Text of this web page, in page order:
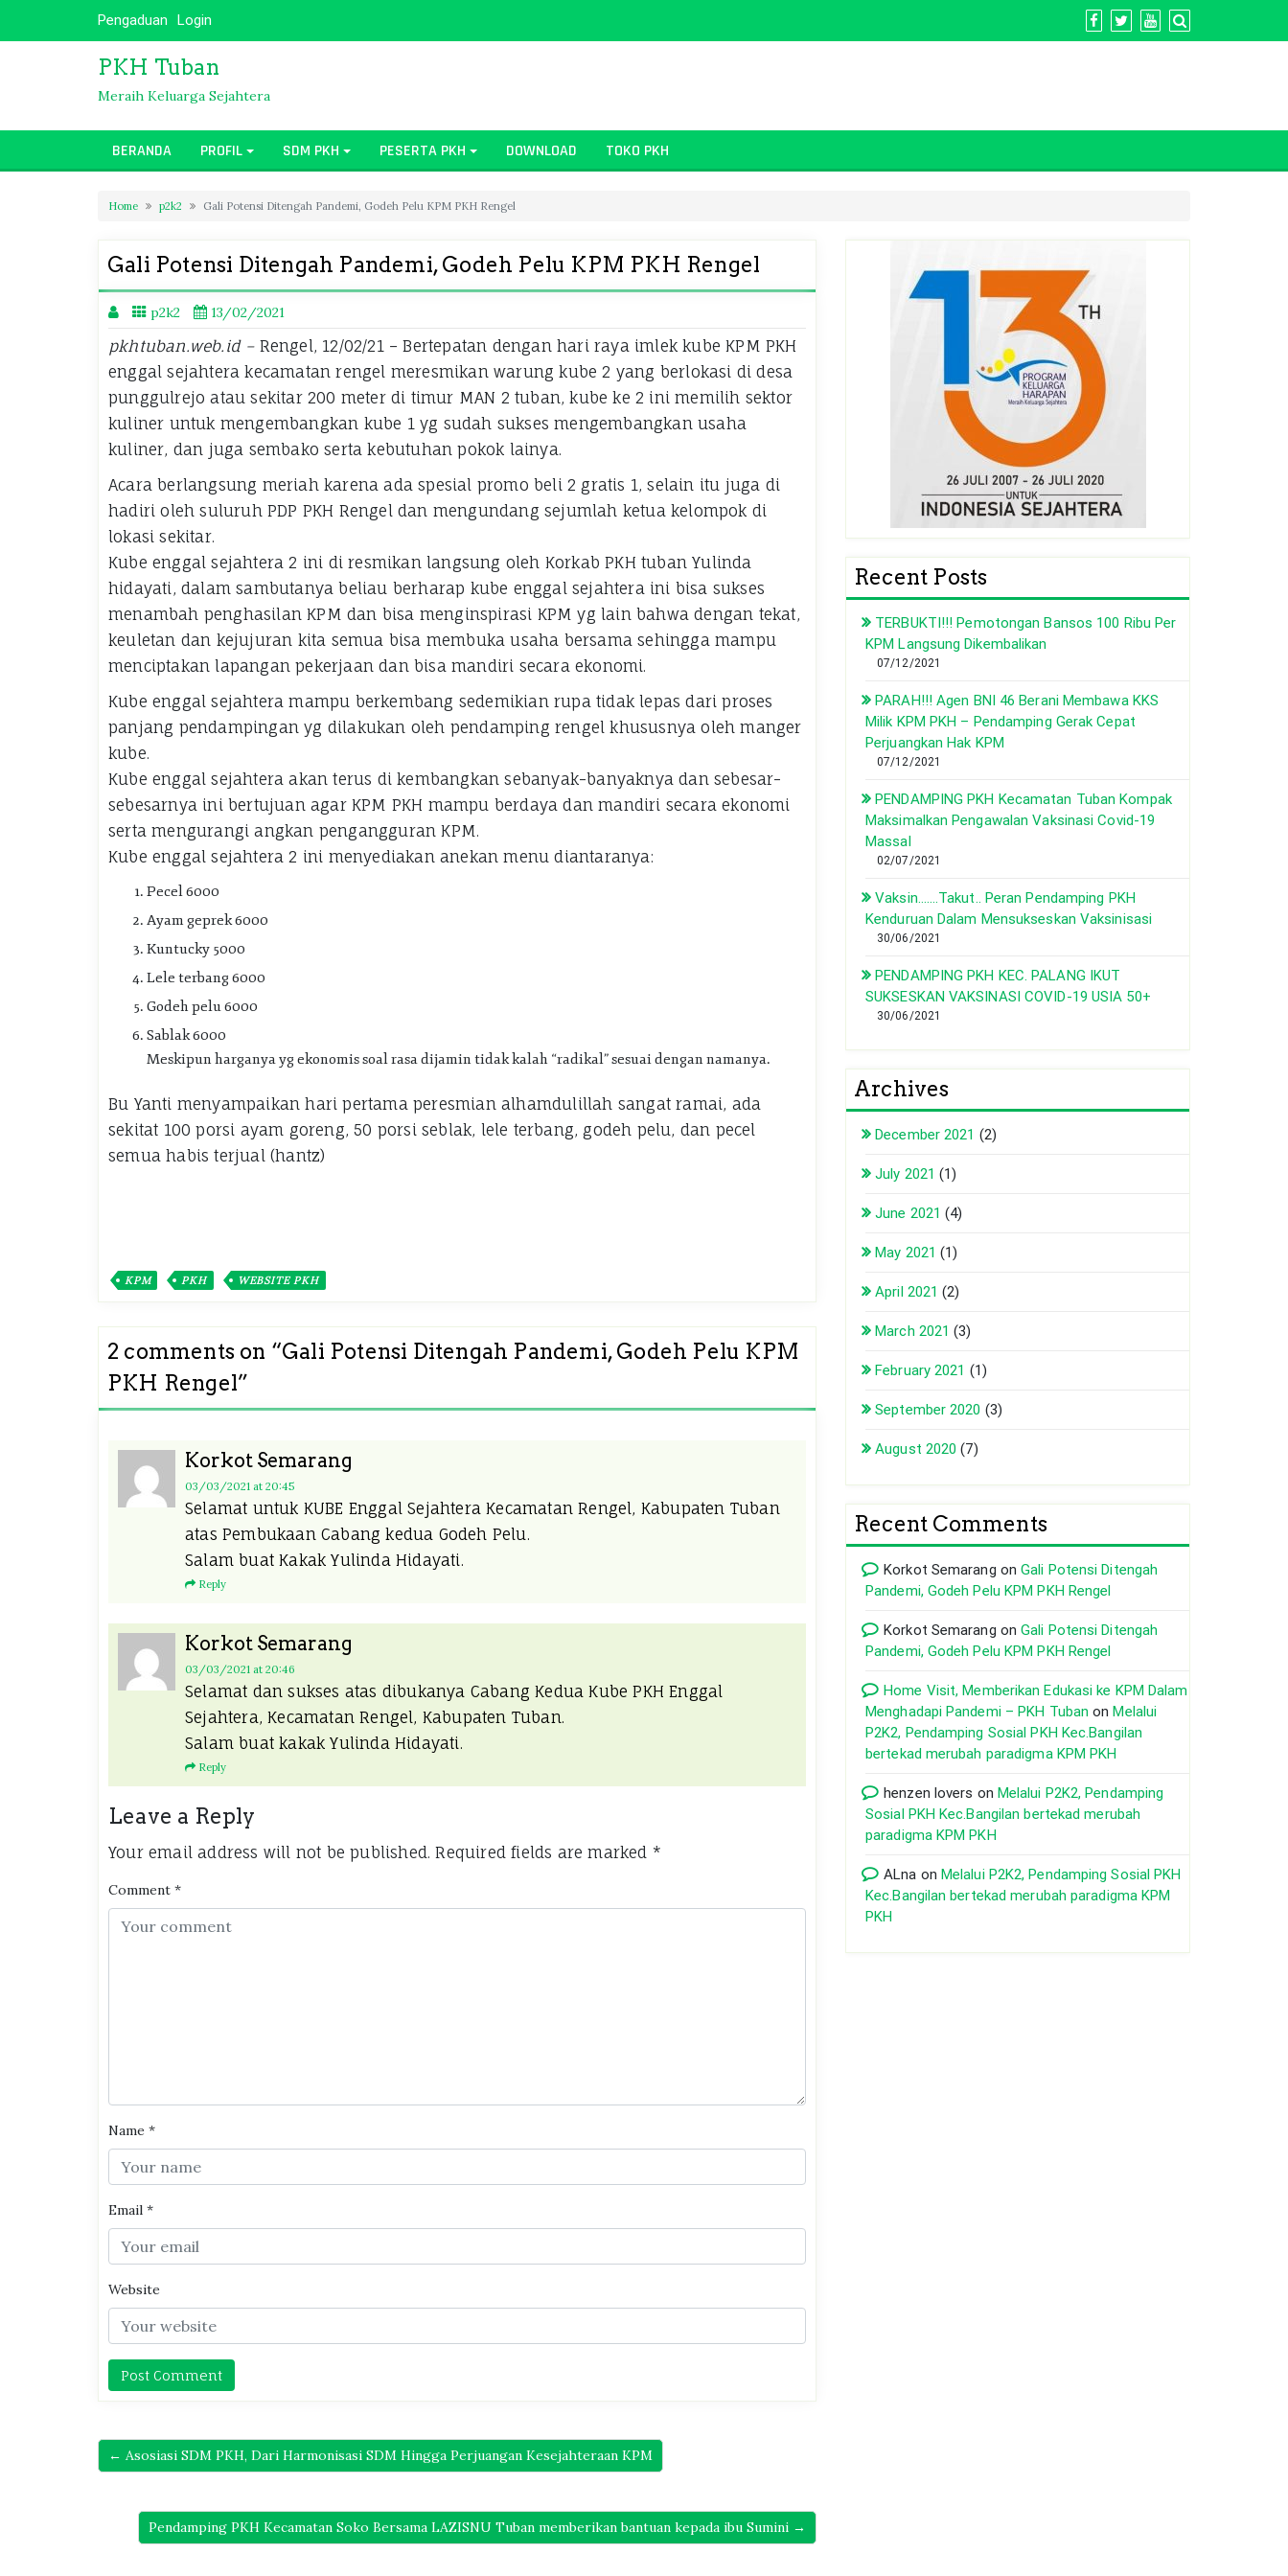
Pengaduan Login
PKH Tuban
Meraih Keluarga Sejahtera
BERANDA PROFIL SDM PKH PESERTA PKH DOWNLOAD TOKO PKH
Home p2k2 Gali Potensi Ditengah Pandemi, Godeh Pelu KPM PKH Rengel
Gali Potensi Ditengah Pandemi, Godeh Pelu KPM PKH Rengel
p2k2 13/02/2021
pkhtuban.web.id – Rengel, 12/02/21 – Bertepatan dengan hari raya imlek kube KPM PKH
enggal sejahtera kecamatan rengel meresmikan warung kube 2 yang berlokasi di desa
punggulrejo atau sekitar 200 meter di timur MAN 2 tuban, kube ke 2 ini memilih sektor
kuliner untuk mengembangkan kube 1 yg sudah sukses mengembangkan usaha
kuliner, dan juga sembako serta kebutuhan pokok lainya.
Acara berlangsung meriah karena ada spesial promo beli 2 gratis 1, selain itu juga di
hadiri oleh suluruh PDP PKH Rengel dan mengundang sejumlah ketua kelompok di
lokasi sekitar.
Kube enggal sejahtera 2 ini di resmikan langsung oleh Korkab PKH tuban Yulinda
hidayati, dalam sambutanya beliau berharap kube enggal sejahtera ini bisa sukses
menambah penghasilan KPM dan bisa menginspirasi KPM yg lain bahwa dengan tekat,
keuletan dan kejujuran kita semua bisa membuka usaha bersama sehingga mampu
menciptakan lapangan pekerjaan dan bisa mandiri secara ekonomi.
Kube enggal sejahtera mampu berkembang sedemikian rupa tidak lepas dari proses
panjang pendampingan yg dilakukan oleh pendamping rengel khususnya oleh manger
kube.
Kube enggal sejahtera akan terus di kembangkan sebanyak-banyaknya dan sebesar-
sebesarnya ini bertujuan agar KPM PKH mampu berdaya dan mandiri secara ekonomi
serta mengurangi angkan pengangguran KPM.
Kube enggal sejahtera 2 ini menyediakan anekan menu diantaranya:
Pecel 6000
Ayam geprek 6000
Kuntucky 5000
Lele terbang 6000
Godeh pelu 6000
Sablak 6000
Meskipun harganya yg ekonomis soal rasa dijamin tidak kalah “radikal” sesuai dengan namanya.
Bu Yanti menyampaikan hari pertama peresmian alhamdulillah sangat ramai, ada
sekitat 100 porsi ayam goreng, 50 porsi seblak, lele terbang, godeh pelu, dan pecel
semua habis terjual (hantz)
KPM PKH WEBSITE PKH
2 comments on “Gali Potensi Ditengah Pandemi, Godeh Pelu KPM
PKH Rengel”
Korkot Semarang
03/03/2021 at 20:45
Selamat untuk KUBE Enggal Sejahtera Kecamatan Rengel, Kabupaten Tuban
atas Pembukaan Cabang kedua Godeh Pelu.
Salam buat Kakak Yulinda Hidayati.
Reply
Korkot Semarang
03/03/2021 at 20:46
Selamat dan sukses atas dibukanya Cabang Kedua Kube PKH Enggal
Sejahtera, Kecamatan Rengel, Kabupaten Tuban.
Salam buat kakak Yulinda Hidayati.
Reply
Leave a Reply
Your email address will not be published. Required fields are marked *
Comment *
Name *
Email *
Website
← Asosiasi SDM PKH, Dari Harmonisasi SDM Hingga Perjuangan Kesejahteraan KPM
Pendamping PKH Kecamatan Soko Bersama LAZISNU Tuban memberikan bantuan kepada ibu Sumini →
Recent Posts
TERBUKTI!!! Pemotongan Bansos 100 Ribu Per
KPM Langsung Dikembalikan
07/12/2021
PARAH!!! Agen BNI 46 Berani Membawa KKS
Milik KPM PKH – Pendamping Gerak Cepat
Perjuangkan Hak KPM
07/12/2021
PENDAMPING PKH Kecamatan Tuban Kompak
Maksimalkan Pengawalan Vaksinasi Covid-19
Massal
02/07/2021
Vaksin…….Takut.. Peran Pendamping PKH
Kenduruan Dalam Mensukseskan Vaksinisasi
30/06/2021
PENDAMPING PKH KEC. PALANG IKUT
SUKSESKAN VAKSINASI COVID-19 USIA 50+
30/06/2021
Archives
December 2021 (2)
July 2021 (1)
June 2021 (4)
May 2021 (1)
April 2021 (2)
March 2021 (3)
February 2021 (1)
September 2020 (3)
August 2020 (7)
Recent Comments
Korkot Semarang onGali Potensi Ditengah
Pandemi, Godeh Pelu KPM PKH Rengel
Korkot Semarang onGali Potensi Ditengah
Pandemi, Godeh Pelu KPM PKH Rengel
Home Visit, Memberikan Edukasi ke KPM Dalam
Menghadapi Pandemi – PKH Tuban onMelalui
P2K2, Pendamping Sosial PKH Kec.Bangilan
bertekad merubah paradigma KPM PKH
henzen lovers on Melalui P2K2, Pendamping
Sosial PKH Kec.Bangilan bertekad merubah
paradigma KPM PKH
ALna on Melalui P2K2, Pendamping Sosial PKH
Kec.Bangilan bertekad merubah paradigma KPM
PKH